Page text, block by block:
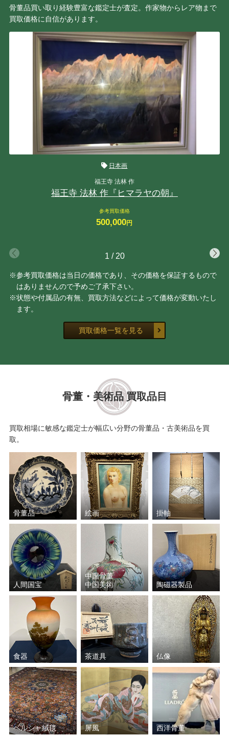
骨董品買い取り経験豊富な鑑定士が査定。作家物からレア物まで
買取価格に自信があります。
日本画
福王寺 法林 作
福王寺 法林 作『ヒマラヤの朝』
参考買取価格
500,000円
1 / 20
※参考買取価格は当日の価格であり、その価格を保証するもので
はありませんので予めご了承下さい。
※状態や付属品の有無、買取方法などによって価格が変動いたし
ます。
買取価格一覧を見る
骨董・美術品 買取品目
買取相場に敏感な鑑定士が幅広い分野の骨董品・古美術品を買
取。
骨董品 絵画 掛軸
人間国宝
中国骨董
中国美術
陶磁器製品
食器 茶道具 仏像
ペルシャ絨毯 屏風 西洋骨董